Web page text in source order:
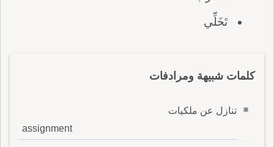
تَخَلِّي
كلمات شبيهة ومرادفات
تنازل عن ملكيات
assignment